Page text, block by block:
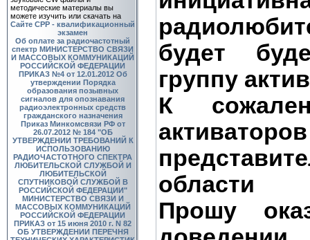
методические материалы вы
можете изучить или скачать на
Сайте СРР - квалификационный
экзамен
Об оплате за радиочастотный
спектр МИНИСТЕРСТВО СВЯЗИ
И МАССОВЫХ КОММУНИКАЦИЙ
РОССИЙСКОЙ ФЕДЕРАЦИИ
ПРИКАЗ №4 от 12.01.2012 Об
утверждении Порядка
образования позывных
сигналов для опознавания
радиоэлектронных средств
гражданского назначения
Приказ Минкомсвязи РФ от
26.07.2012 № 184 "ОБ
УТВЕРЖДЕНИИ ТРЕБОВАНИЙ К
ИСПОЛЬЗОВАНИЮ
РАДИОЧАСТОТНОГО СПЕКТРА
ЛЮБИТЕЛЬСКОЙ СЛУЖБОЙ И
ЛЮБИТЕЛЬСКОЙ
СПУТНИКОВОЙ СЛУЖБОЙ В
РОССИЙСКОЙ ФЕДЕРАЦИИ"
МИНИСТЕРСТВО СВЯЗИ И
МАССОВЫХ КОММУНИКАЦИЙ
РОССИЙСКОЙ ФЕДЕРАЦИИ
ПРИКАЗ от 15 июня 2010 г. N 82
ОБ УТВЕРЖДЕНИИ ПЕРЕЧНЯ
будет
группу
К
области
Прошу